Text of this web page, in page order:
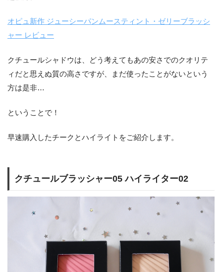
オピュ新作 ジューシーパンムースティント・ゼリーブラッシ
ャー レビュー
クチュールシャドウは、どう考えてもあの安さでのクオリテ
ィだと思えぬ質の高さですが、まだ使ったことがないという
方は是非…
ということで！
早速購入したチークとハイライトをご紹介します。
クチュールブラッシャー05 ハイライター02